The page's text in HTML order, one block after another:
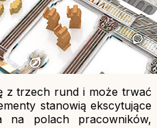
z trzech rund i może trwać
stanowią ekscytujące
na polach pracowników,